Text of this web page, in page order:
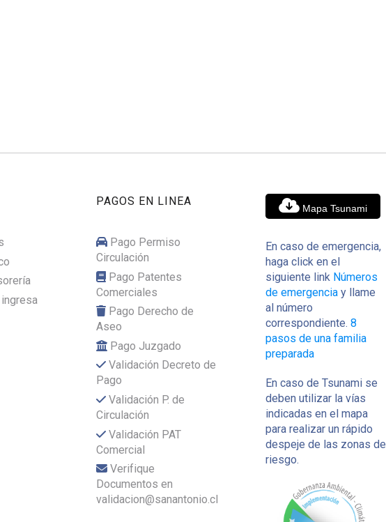
PAGOS EN LINEA
Pago Permiso
Circulación
Pago Patentes
Comerciales
Pago Derecho de
Aseo
Pago Juzgado
Validación Decreto de
Pago
Validación P. de
Circulación
Validación PAT
Comercial
Verifique
Documentos en
validacion@sanantonio.cl
Mapa Tsunami
En caso de emergencia,
haga click en el
siguiente link Números
de emergenciay llame
al número
correspondiente. 8
pasos de una familia
preparada
En caso de Tsunami se
deben utilizar la vías
indicadas en el mapa
para realizar un rápido
despeje de las zonas de
riesgo.